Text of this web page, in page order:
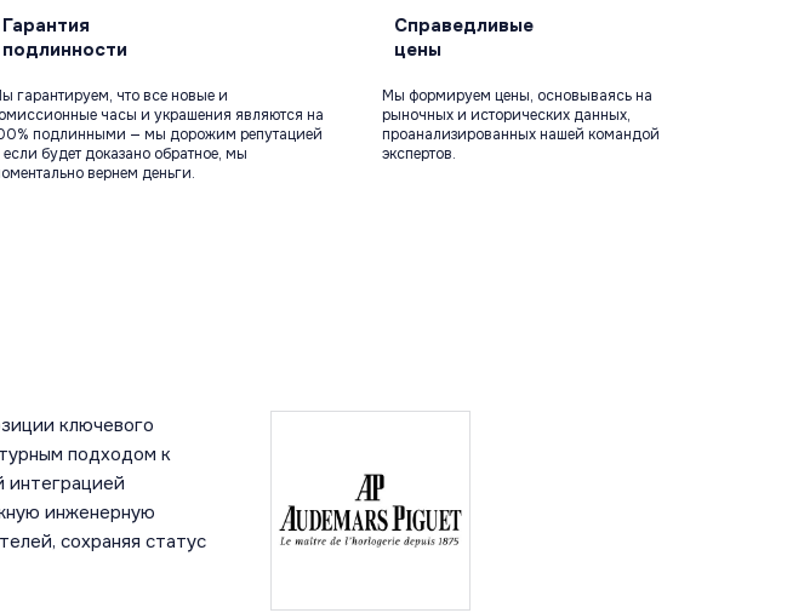
Гарантия
подлинности
гарантируем, что все новые и
часы и украшения являются на
подлинными — мы дорожим репутацией
если будет доказано обратное, мы
вернем деньги.
Справедливые
цены
Мы формируем цены, основываясь на
рыночных и исторических данных,
проанализированных нашей командой
экспертов.
ключевого
подходом к
интеграцией
инженерную
сохраняя статус